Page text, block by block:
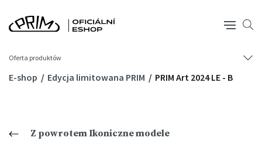
Oferta produktów
E-shop Edycja limitowana PRIM PRIM Art 2024 LE - B
Z powrotem Ikoniczne modele